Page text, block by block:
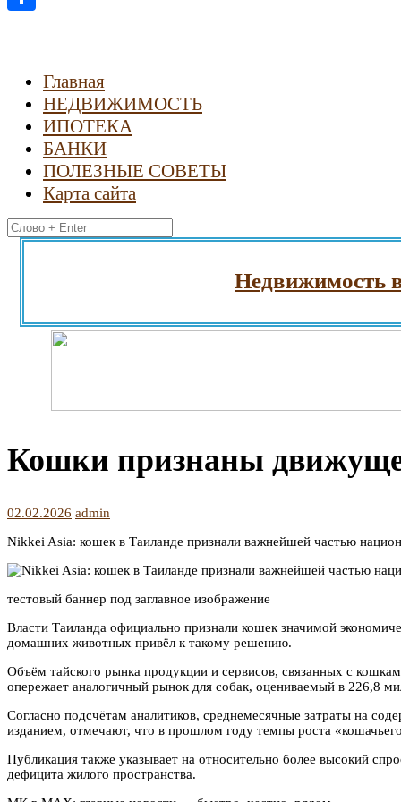
Главная
НЕДВИЖИМОСТЬ
ИПОТЕКА
БАНКИ
ПОЛЕЗНЫЕ СОВЕТЫ
Карта сайта
Найти:
Недвижимость в
Кошки признаны
02.02.2026 admin
Nikkei Asia: кошек в Таиланде признали важнейшей частью
тестовый баннер под заглавное изображение
Власти Таиланда официально признали кошек значимой
домашних животных привёл к такому решению.
Объём тайского рынка продукции и сервисов, связанных с
опережает аналогичный рынок для собак, оцениваемый в 226,8
Согласно подсчётам аналитиков, среднемесячные затраты на
изданием, отмечают, что в прошлом году темпы роста
Публикация также указывает на относительно более высокий
дефицита жилого пространства.